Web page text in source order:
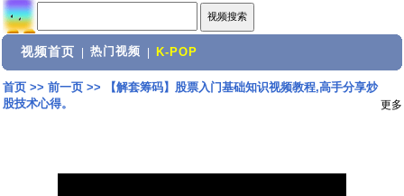
视频首页 热门视频 K-POP
首页>> 前一页>>
【解套筹码】股票入门基础知识视频教程,高手分享炒
股技术心得。
更多